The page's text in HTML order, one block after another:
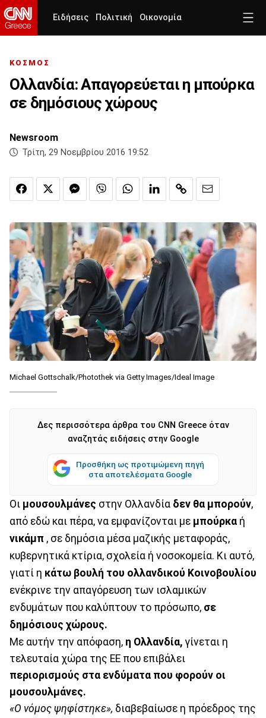
Ειδήσεις Πολιτική Οικονομία
ΚΟΣΜΟΣ
Ολλανδία: Απαγορεύεται η μπούρκα
σε δημόσιους χώρους
Newsroom
Τρίτη, 29 Νοεμβρίου 2016 19:52
Michael Gottschalk/Photothek via Getty Images/Ideal Image
Δες περισσότερα άρθρα του CNN Greece όταν
αναζητάς ειδήσεις στην Google
Προσθήκη ως προτιμώμενη πηγή
στα αποτελέσματα Google
Οι μουσουλμάνες στην Ολλανδία δεν θα μπορούν,
από εδώ και πέρα, να εμφανίζονται με μπούρκα ή
νικάμπ , σε δημόσια μέσα μαζικής μεταφοράς,
κυβερνητικά κτίρια, σχολεία ή νοσοκομεία. Κι αυτό,
γιατί η κάτω βουλή του ολλανδικού Κοινοβουλίου
ενέκρινε την απαγόρευση των ισλαμικών
ενδυμάτων που καλύπτουν το πρόσωπο, σε
δημόσιους χώρους.
Με αυτήν την απόφαση, η Ολλανδία, γίνεται η
τελευταία χώρα της ΕΕ που επιβάλει
περιορισμούς στα ενδύματα που φορούν οι
μουσουλμάνες.
«Ο νόμος ψηφίστηκε», διαβεβαίωσε η πρόεδρος της